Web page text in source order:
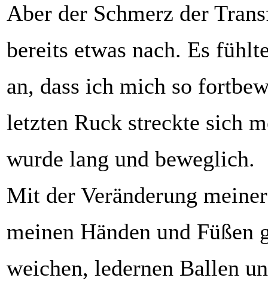
Aber der Schmerz der
bereits etwas nach. Es
an, dass ich mich so
letzten Ruck streckte sich
wurde lang und beweglich.
Mit der Veränderung
meinen Händen und Füßen
weichen, ledernen Ballen